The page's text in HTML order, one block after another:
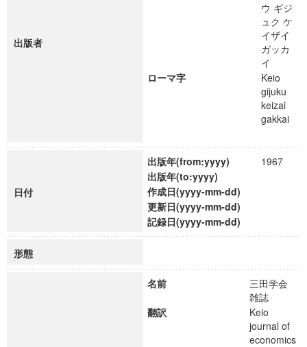
出版者
ウ ギジ
ュク ケ
イザイ
ガッカ
イ
ローマ字
Keio
gijuku
keizai
gakkai
日付
出版年(from:yyyy)
1967
出版年(to:yyyy)
作成日(yyyy-mm-dd)
更新日(yyyy-mm-dd)
記録日(yyyy-mm-dd)
形態
名前
三田学会
雑誌
翻訳
Keio
journal of
economics